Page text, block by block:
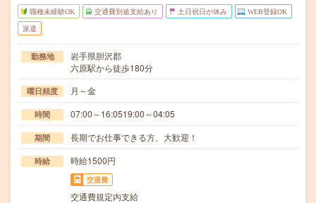
職種未経験OK 交通費別途支給あり 土日祝日が休み WEB登録OK
派遣
勤務地
岩手県胆沢郡
六原駅から徒歩180分
曜日頻度 月～金
時間 07:00～16:0519:00～04:05
期間 長期でお仕事できる方、大歓迎！
時給 時給1500円
交通費
交通費規定内支給